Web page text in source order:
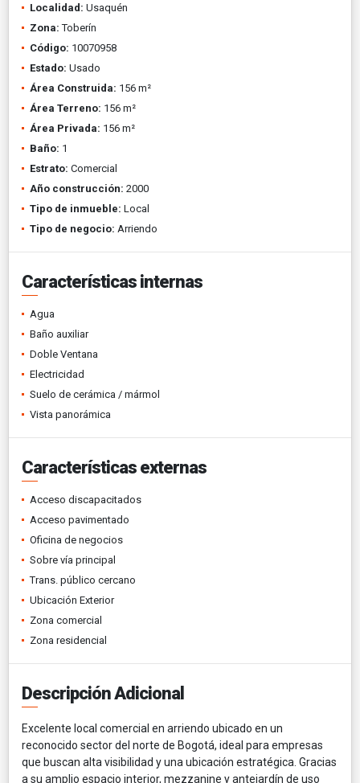
Localidad: Usaquén
Zona: Toberín
Código: 10070958
Estado: Usado
Área Construida: 156 m²
Área Terreno: 156 m²
Área Privada: 156 m²
Baño: 1
Estrato: Comercial
Año construcción: 2000
Tipo de inmueble: Local
Tipo de negocio: Arriendo
Características internas
Agua
Baño auxiliar
Doble Ventana
Electricidad
Suelo de cerámica / mármol
Vista panorámica
Características externas
Acceso discapacitados
Acceso pavimentado
Oficina de negocios
Sobre vía principal
Trans. público cercano
Ubicación Exterior
Zona comercial
Zona residencial
Descripción Adicional
Excelente local comercial en arriendo ubicado en un
reconocido sector del norte de Bogotá, ideal para empresas
que buscan alta visibilidad y una ubicación estratégica. Gracias
a su amplio espacio interior, mezzanine y antejardín de uso